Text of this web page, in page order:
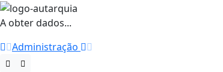
A obter dados...
Administração